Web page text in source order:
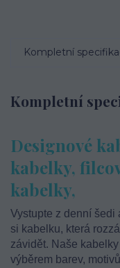
Kompletní
Kompletní
Designové
kabelky,
kabelky,
Vystupte z denní šedi
si kabelku, která
závidět. Naše
výběrem barev,